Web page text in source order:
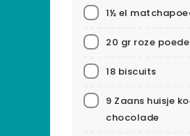
1½ el
20 gr roze
18 biscuits
9 Zaans huisje
chocolade